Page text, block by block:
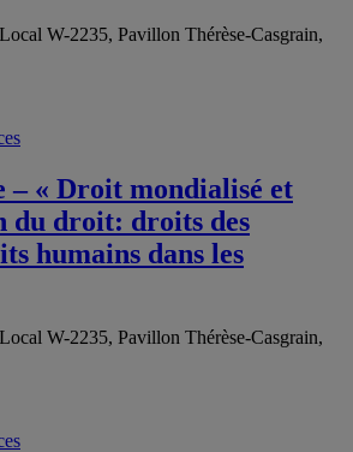
W-2235, Pavillon Thérèse-Casgrain,
– « Droit mondialisé et
du droit: droits des
humains dans les
W-2235, Pavillon Thérèse-Casgrain,